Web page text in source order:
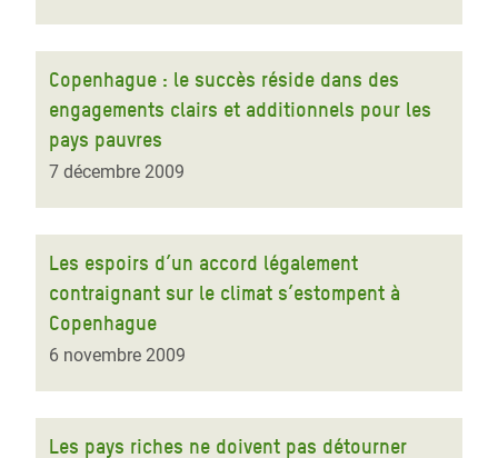
Copenhague : le succès réside dans des
engagements clairs et additionnels pour les
pays pauvres
7 décembre 2009
Les espoirs d’un accord légalement
contraignant sur le climat s’estompent à
Copenhague
6 novembre 2009
Les pays riches ne doivent pas détourner